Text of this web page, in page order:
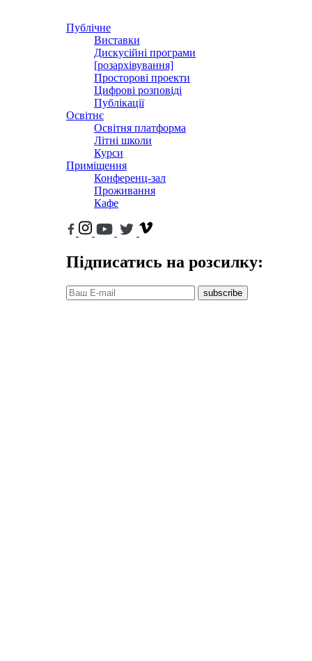
Публічне
Виставки
Дискусійні програми
[розархівування]
Просторові проекти
Цифрові розповіді
Публікації
Освітнє
Освітня платформа
Літні школи
Курси
Приміщення
Конференц-зал
Проживання
Кафе
Підписатись на розсилку:
subscribe